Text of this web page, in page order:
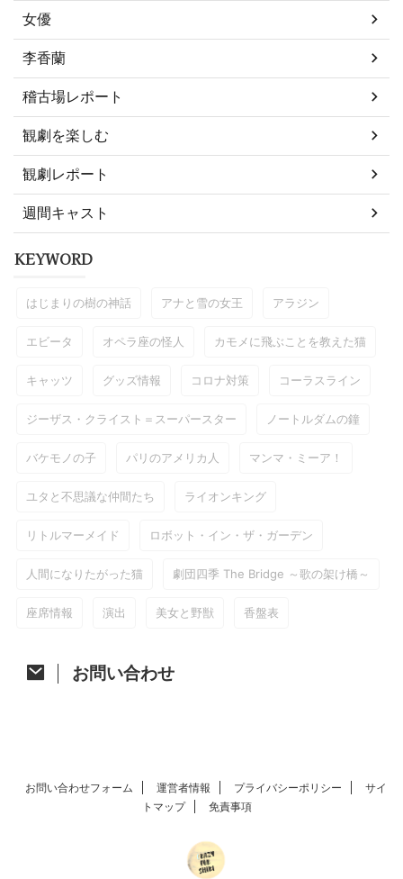
女優
李香蘭
稽古場レポート
観劇を楽しむ
観劇レポート
週間キャスト
KEYWORD
はじまりの樹の神話 アナと雪の女王 アラジン
エビータ オペラ座の怪人 カモメに飛ぶことを教えた猫
キャッツ グッズ情報 コロナ対策 コーラスライン
ジーザス・クライスト＝スーパースター ノートルダムの鐘
バケモノの子 パリのアメリカ人 マンマ・ミーア！
ユタと不思議な仲間たち ライオンキング
リトルマーメイド ロボット・イン・ザ・ガーデン
人間になりたがった猫 劇団四季 The Bridge ～歌の架け橋～
座席情報 演出 美女と野獣 香盤表
お問い合わせ
お問い合わせフォーム 運営者情報 プライバシーポリシー
サイ
トマップ
免責事項